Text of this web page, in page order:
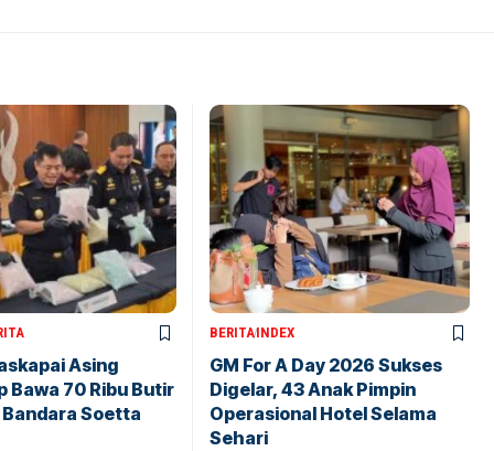
Asing
Bawa 70 Ribu Butir
Bandara Soetta
BERITAINDEX
GM For A Day 2026 Sukses
Digelar, 43 Anak Pimpin
Operasional Hotel Selama
Sehari